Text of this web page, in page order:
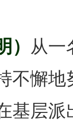
从一
不懈
基层